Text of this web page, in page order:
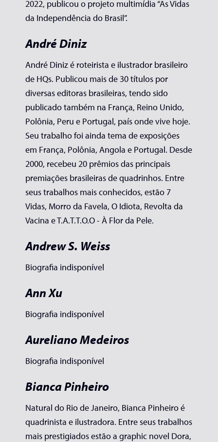
2022, publicou o projeto multimídia “As Vidas
da Independência do Brasil”.
André Diniz
André Diniz é roteirista e ilustrador brasileiro
de HQs. Publicou mais de 30 títulos por
diversas editoras brasileiras, tendo sido
publicado também na França, Reino Unido,
Polônia, Peru e Portugal, país onde vive hoje.
Seu trabalho foi ainda tema de exposições
em França, Polônia, Angola e Portugal. Desde
2000, recebeu 20 prêmios das principais
premiações brasileiras de quadrinhos. Entre
seus trabalhos mais conhecidos, estão 7
Vidas, Morro da Favela, O Idiota, Revolta da
Vacina e T.A.T.T.O.O - À Flor da Pele.
Andrew S. Weiss
Biografia indisponível
Ann Xu
Biografia indisponível
Aureliano Medeiros
Biografia indisponível
Bianca Pinheiro
Natural do Rio de Janeiro, Bianca Pinheiro é
quadrinista e ilustradora. Entre seus trabalhos
mais prestigiados estão a graphic novel Dora,